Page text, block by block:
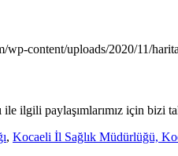
ilgili paylaşımlarımız için bizi
, Kocaeli İl Sağlık Müdürlüğü,